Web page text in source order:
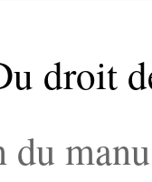
droit
du